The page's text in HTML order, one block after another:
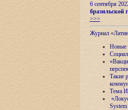
6 сентября
бразильской
>>>
Журнал
Новые
Такие
Тема